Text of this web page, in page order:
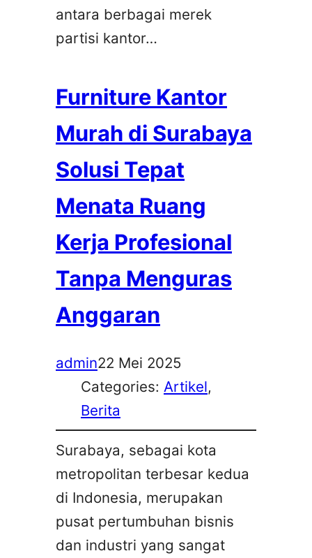
antara berbagai merek
partisi kantor…
Furniture Kantor
Murah di Surabaya
Solusi Tepat
Menata Ruang
Kerja Profesional
Tanpa Menguras
Anggaran
admin22 Mei 2025
Categories: Artikel
Berita
Surabaya, sebagai kota
metropolitan terbesar kedua
di Indonesia, merupakan
pusat pertumbuhan bisnis
dan industri yang sangat